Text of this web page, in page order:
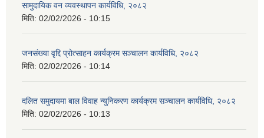
सामुदायिक वन व्यवस्थापन कार्यविधि, २०८२
मिति: 02/02/2026 - 10:15
जनसंख्या वृद्दि प्रोत्साहन कार्यक्रम सञ्‍चालन कार्यविधि, २०८२
मिति: 02/02/2026 - 10:14
दलित समुदायमा बाल विवाह न्युनिकरण कार्यक्रम सञ्‍चालन कार्यविधि, २०८२
मिति: 02/02/2026 - 10:13